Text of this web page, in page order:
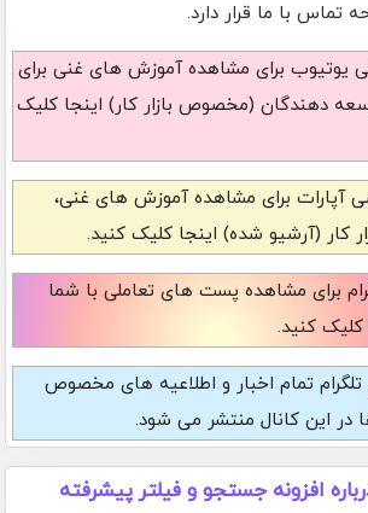
تماس با ما قرار دارد.
یوتیوب برای مشاهده آموزش های غنی برای
دهندگان (مخصوص بازار کار) اینجا کلیک
آپارات برای مشاهده آموزش های غنی،
کار (آرشیو شده) اینجا کلیک کنید.
برای مشاهده پست های تعاملی با شما
کلیک کنید.
تمام اخبار و اطلاعیه های مخصوص
در این کانال منتشر می شود.
افزونه جستجو و فیلتر پیشرفته